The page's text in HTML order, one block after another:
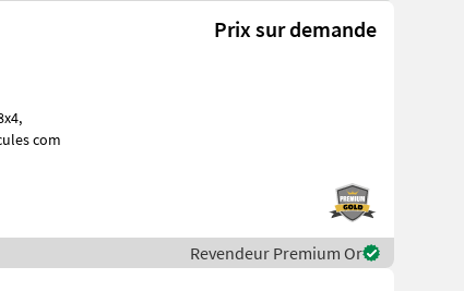
Prix sur demande
com
Revendeur Premium Or